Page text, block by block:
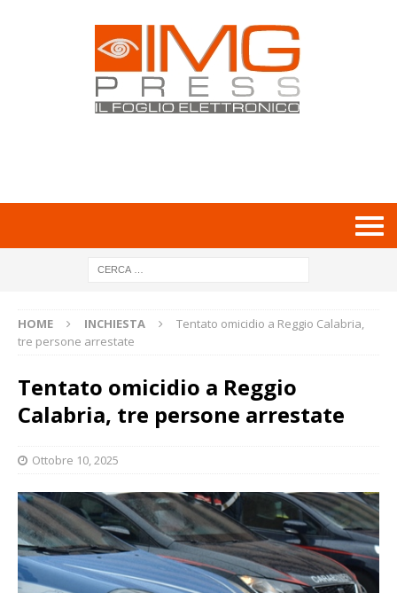
HOME INCHIESTA
Tentato omicidio a Reggio Calabria,
tre persone arrestate
Tentato omicidio a Reggio
Calabria, tre persone arrestate
Ottobre 10, 2025